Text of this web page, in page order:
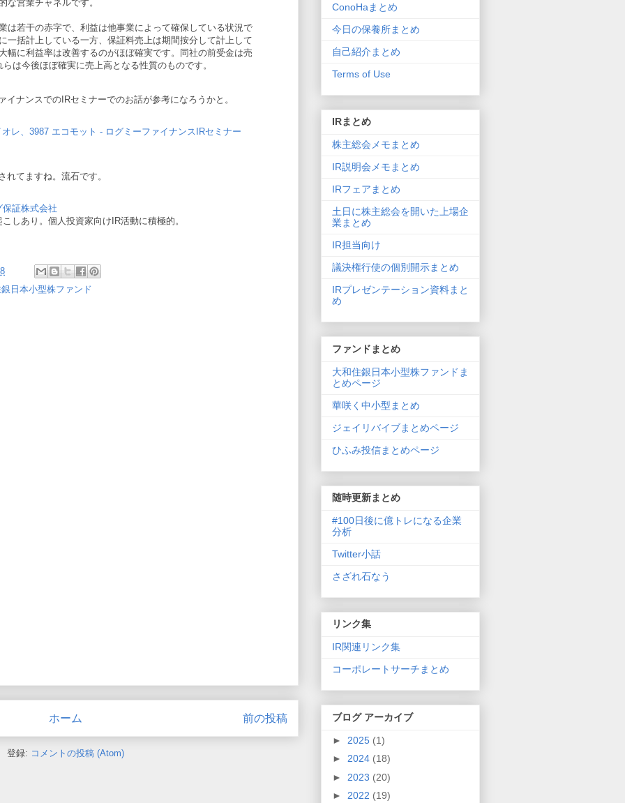
な営業チャネルです。
は若干の赤字で、利益は他事業によって確保している状況で
一括計上している一方、保証料売上は期間按分して計上して
幅に利益率は改善するのがほぼ確実です。同社の前受金は売
は今後ほぼ確実に売上高となる性質のものです。
ナンスでのIRセミナーでのお話が参考になろうかと。
レ、3987 エコモット - ログミーファイナンスIRセミナー
てますね。流石です。
証株式会社
しあり。個人投資家向けIR活動に積極的。
日本小型株ファンド
前の投稿
ホーム
登録: コメントの投稿 (Atom)
ConoHaまとめ
今日の保養所まとめ
自己紹介まとめ
Terms of Use
IRまとめ
株主総会メモまとめ
IR説明会メモまとめ
IRフェアまとめ
土日に株主総会を開いた上場企
業まとめ
IR担当向け
議決権行使の個別開示まとめ
IRプレゼンテーション資料まと
め
ファンドまとめ
大和住銀日本小型株ファンドま
とめページ
華咲く中小型まとめ
ジェイリバイブまとめページ
ひふみ投信まとめページ
随時更新まとめ
#100日後に億トレになる企業
分析
Twitter小話
さざれ石なう
リンク集
IR関連リンク集
コーポレートサーチまとめ
ブログ アーカイブ
► 2025 (1)
► 2024 (18)
► 2023 (20)
► 2022 (19)